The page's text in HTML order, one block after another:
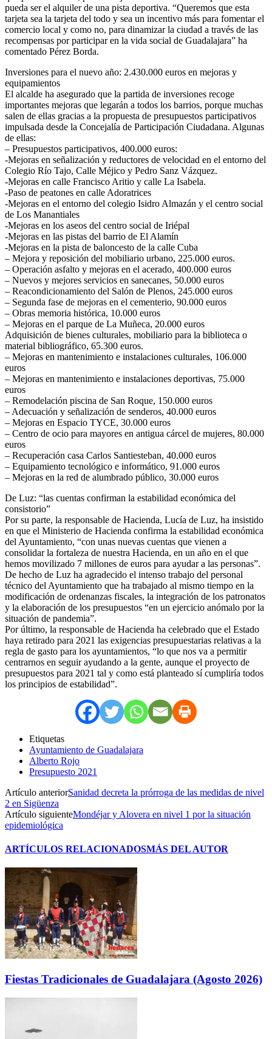
pueda ser el alquiler de una pista deportiva. “Queremos que esta
tarjeta sea la tarjeta del todo y sea un incentivo más para fomentar el
comercio local y como no, para dinamizar la ciudad a través de las
recompensas por participar en la vida social de Guadalajara” ha
comentado Pérez Borda.
Inversiones para el nuevo año: 2.430.000 euros en mejoras y
equipamientos
El alcalde ha asegurado que la partida de inversiones recoge
importantes mejoras que legarán a todos los barrios, porque muchas
salen de ellas gracias a la propuesta de presupuestos participativos
impulsada desde la Concejalía de Participación Ciudadana. Algunas
de ellas:
– Presupuestos participativos, 400.000 euros:
-Mejoras en señalización y reductores de velocidad en el entorno del
Colegio Río Tajo, Calle Méjico y Pedro Sanz Vázquez.
-Mejoras en calle Francisco Aritio y calle La Isabela.
-Paso de peatones en calle Adoratrices
-Mejoras en el entorno del colegio Isidro Almazán y el centro social
de Los Manantiales
-Mejoras en los aseos del centro social de Iriépal
-Mejoras en las pistas del barrio de El Alamín
-Mejoras en la pista de baloncesto de la calle Cuba
– Mejora y reposición del mobiliario urbano, 225.000 euros.
– Operación asfalto y mejoras en el acerado, 400.000 euros
– Nuevos y mejores servicios en sanecanes, 50.000 euros
– Reacondicionamiento del Salón de Plenos, 245.000 euros
– Segunda fase de mejoras en el cementerio, 90.000 euros
– Obras memoria histórica, 10.000 euros
– Mejoras en el parque de La Muñeca, 20.000 euros
Adquisición de bienes culturales, mobiliario para la biblioteca o
material bibliográfico, 65.300 euros.
– Mejoras en mantenimiento e instalaciones culturales, 106.000
euros
– Mejoras en mantenimiento e instalaciones deportivas, 75.000
euros
– Remodelación piscina de San Roque, 150.000 euros
– Adecuación y señalización de senderos, 40.000 euros
– Mejoras en Espacio TYCE, 30.000 euros
– Centro de ocio para mayores en antigua cárcel de mujeres, 80.000
euros
– Recuperación casa Carlos Santiesteban, 40.000 euros
– Equipamiento tecnológico e informático, 91.000 euros
– Mejoras en la red de alumbrado público, 30.000 euros
De Luz: “las cuentas confirman la estabilidad económica del
consistorio”
Por su parte, la responsable de Hacienda, Lucía de Luz, ha insistido
en que el Ministerio de Hacienda confirma la estabilidad económica
del Ayuntamiento, “con unas nuevas cuentas que vienen a
consolidar la fortaleza de nuestra Hacienda, en un año en el que
hemos movilizado 7 millones de euros para ayudar a las personas”.
De hecho de Luz ha agradecido el intenso trabajo del personal
técnico del Ayuntamiento que ha trabajado al mismo tiempo en la
modificación de ordenanzas fiscales, la integración de los patronatos
y la elaboración de los presupuestos “en un ejercicio anómalo por la
situación de pandemia”.
Por último, la responsable de Hacienda ha celebrado que el Estado
haya retirado para 2021 las exigencias presupuestarias relativas a la
regla de gasto para los ayuntamientos, “lo que nos va a permitir
centrarnos en seguir ayudando a la gente, aunque el proyecto de
presupuestos para 2021 tal y como está planteado sí cumpliría todos
los principios de estabilidad”.
Etiquetas
Ayuntamiento de Guadalajara
Alberto Rojo
Presupuesto 2021
Artículo anteriorSanidad decreta la prórroga de las medidas de nivel
2 en Sigüenza
Artículo siguienteMondéjar y Alovera en nivel 1 por la situación
epidemiológica
ARTÍCULOS RELACIONADOSMÁS DEL AUTOR
Fiestas Tradicionales de Guadalajara (Agosto 2026)